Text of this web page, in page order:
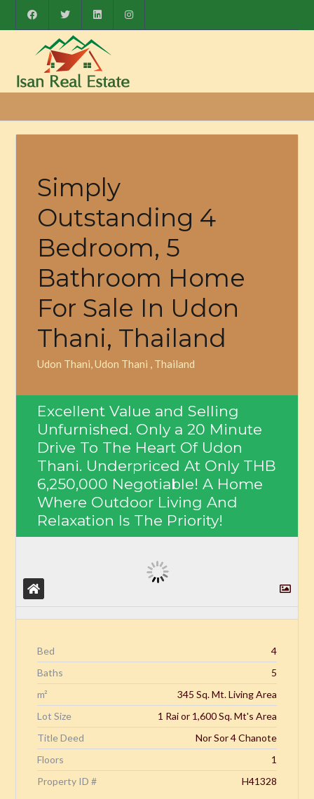
Simply
Outstanding 4
Bedroom, 5
Bathroom Home
For Sale In Udon
Thani, Thailand
Udon Thani, Udon Thani , Thailand
Excellent Value and Selling
Unfurnished. Only a 20 Minute
Drive To The Heart Of Udon
Thani. Underpriced At Only THB
6,250,000 Negotiable! A Home
Where Outdoor Living And
Relaxation Is The Priority!
Bed
4
Baths
5
m²
345 Sq. Mt. Living Area
Lot Size
1 Rai or 1,600 Sq. Mt's Area
Title Deed
Nor Sor 4 Chanote
Floors
1
Property ID #
H41328